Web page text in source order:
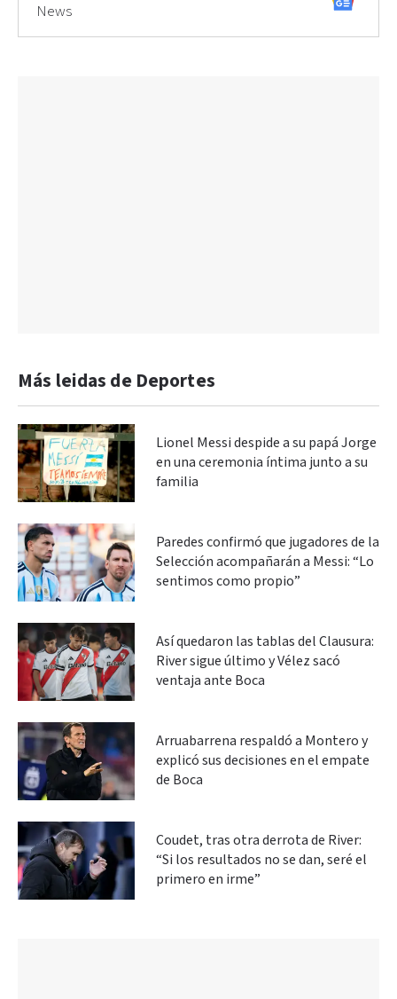
News
Más leidas de Deportes
Lionel Messi despide a su papá Jorge
en una ceremonia íntima junto a su
familia
Paredes confirmó que jugadores de la
Selección acompañarán a Messi: “Lo
sentimos como propio”
Así quedaron las tablas del Clausura:
River sigue último y Vélez sacó
ventaja ante Boca
Arruabarrena respaldó a Montero y
explicó sus decisiones en el empate
de Boca
Coudet, tras otra derrota de River:
“Si los resultados no se dan, seré el
primero en irme”